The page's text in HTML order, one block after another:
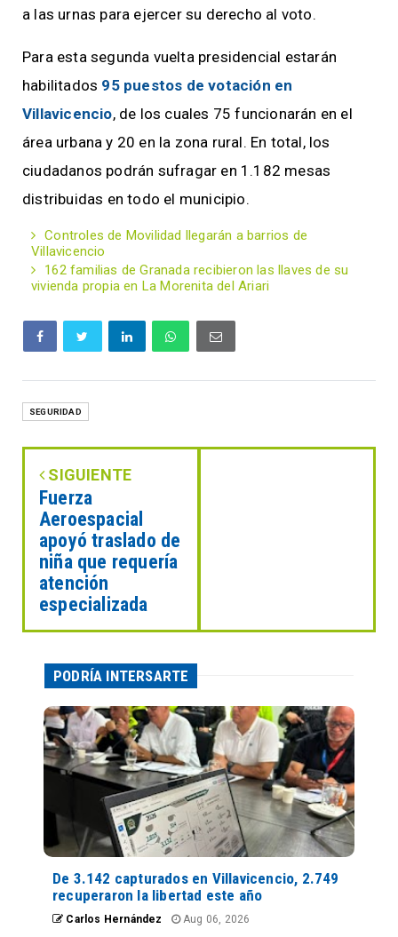
a las urnas para ejercer su derecho al voto.
Para esta segunda vuelta presidencial estarán
habilitados 95 puestos de votación en
Villavicencio, de los cuales 75 funcionarán en el
área urbana y 20 en la zona rural. En total, los
ciudadanos podrán sufragar en 1.182 mesas
distribuidas en todo el municipio.
Controles de Movilidad llegarán a barrios de
Villavicencio
162 familias de Granada recibieron las llaves de su
vivienda propia en La Morenita del Ariari
SEGURIDAD
SIGUIENTE
Fuerza
Aeroespacial
apoyó traslado de
niña que requería
atención
especializada
PODRÍA INTERSARTE
De 3.142 capturados en Villavicencio, 2.749
recuperaron la libertad este año
Carlos Hernández Aug 06, 2026